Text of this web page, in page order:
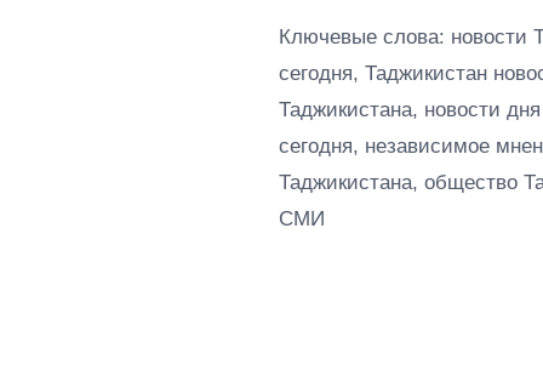
Ключевые слова: новости
сегодня, Таджикистан
Таджикистана, новости
сегодня, независимое
Таджикистана, общество
СМИ